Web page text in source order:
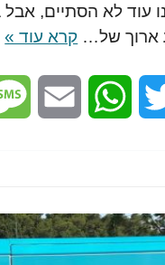
ארוך של… קרא עוד »
Twitter
WhatsApp
Email